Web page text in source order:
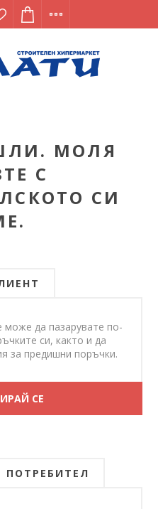
МОЛЯ
С
СИ
може да пазарувате по-
си, както и да
за предишни поръчки.